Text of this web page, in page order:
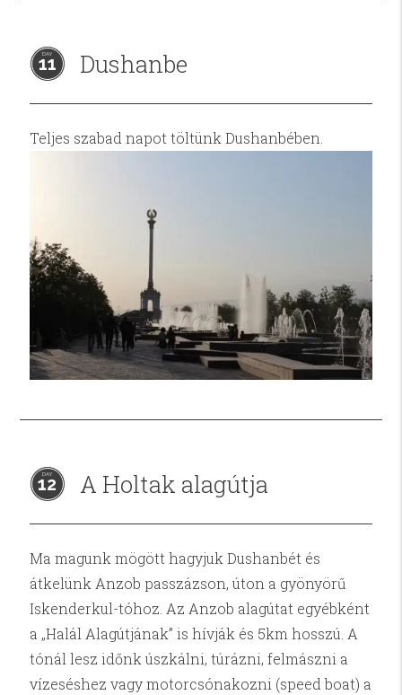
11 Dushanbe
Teljes szabad napot töltünk Dushanbében.
12 A Holtak alagútja
Ma magunk mögött hagyjuk Dushanbét és
átkelünk Anzob passzázson, úton a gyönyörű
Iskenderkul-tóhoz. Az Anzob alagútat egyébként
a „Halál Alagútjának” is hívják és 5km hosszú. A
tónál lesz időnk úszkálni, túrázni, felmászni a
vízeséshez vagy motorcsónakozni (speed boat) a